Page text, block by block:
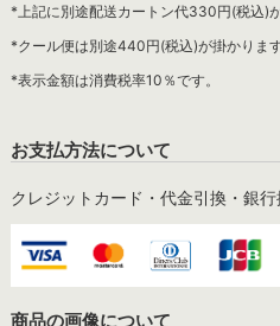
*上記に別途配送カートン代330円(税込)が
*クール便は別途440円(税込)が掛かります
*表示金額は消費税率10％です。
お支払方法について
クレジットカード・代金引換・銀
商品の画像について